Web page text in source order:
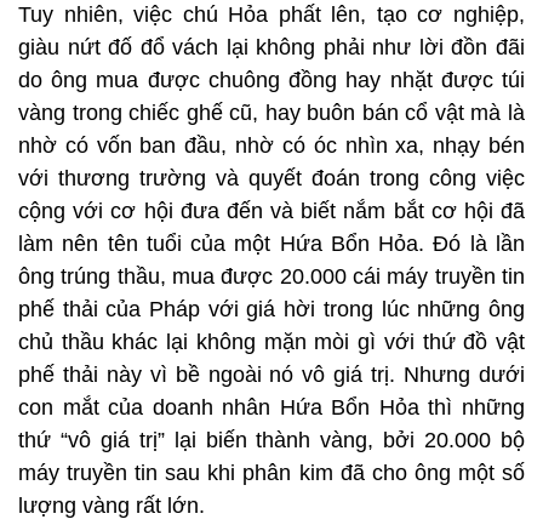
Tuy nhiên, việc chú Hỏa phất lên, tạo cơ nghiệp,
giàu nứt đố đổ vách lại không phải như lời đồn đãi
do ông mua được chuông đồng hay nhặt được túi
vàng trong chiếc ghế cũ, hay buôn bán cổ vật mà là
nhờ có vốn ban đầu, nhờ có óc nhìn xa, nhạy bén
với thương trường và quyết đoán trong công việc
cộng với cơ hội đưa đến và biết nắm bắt cơ hội đã
làm nên tên tuổi của một Hứa Bổn Hỏa. Đó là lần
ông trúng thầu, mua được 20.000 cái máy truyền tin
phế thải của Pháp với giá hời trong lúc những ông
chủ thầu khác lại không mặn mòi gì với thứ đồ vật
phế thải này vì bề ngoài nó vô giá trị. Nhưng dưới
con mắt của doanh nhân Hứa Bổn Hỏa thì những
thứ “vô giá trị” lại biến thành vàng, bởi 20.000 bộ
máy truyền tin sau khi phân kim đã cho ông một số
lượng vàng rất lớn.